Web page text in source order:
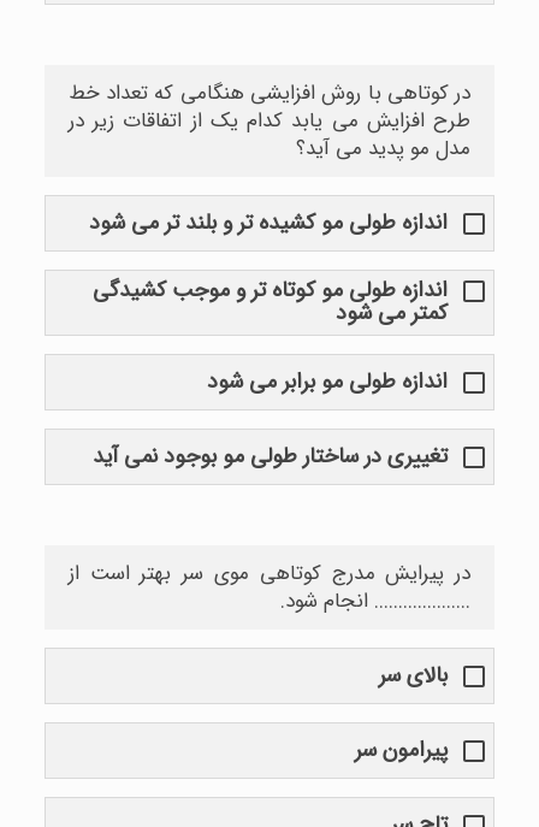
در کوتاهی با روش افزایشی هنگامی که تعداد خط
طرح افزایش می یابد کدام یک از اتفاقات زیر در
مدل مو پدید می آید؟
اندازه طولی مو کشیده تر و بلند تر می شود
اندازه طولی مو کوتاه تر و موجب کشیدگی
کمتر می شود
اندازه طولی مو برابر می شود
تغییری در ساختار طولی مو بوجود نمی آید
در پیرایش مدرج کوتاهی موی سر بهتر است از
.................... انجام شود.
بالای سر
پیرامون سر